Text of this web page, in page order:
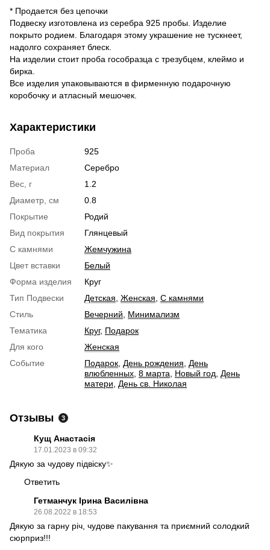
* Продается без цепочки
Подвеску изготовлена из серебра 925 пробы. Изделие
покрыто родием. Благодаря этому украшение не тускнеет,
надолго сохраняет блеск.
На изделии стоит проба гособразца с трезубцем, клеймо и
бирка.
Все изделия упаковываются в фирменную подарочную
коробочку и атласный мешочек.
Характеристики
Проба
925
Материал
Серебро
Вес, г
1.2
Диаметр, см
0.8
Покрытие
Родий
Вид покрытия
Глянцевый
С камнями
Жемчужина
Цвет вставки
Белый
Форма изделия
Круг
Тип Подвески
Детская Женская С камнями
Стиль
Вечерний
Минимализм
Тематика
Круг, Подарок
Для кого
Женская
Событие
Подарок День рождения
День
влюбленных 8 марта Новый год
День
матери
День св. Николая
Отзывы 3
Кущ Анастасія
17.01.2023 в 09:32
Дякую за чудову підвіску✨
Ответить
Гетманчук Ірина Василівна
26.08.2022 в 18:53
Дякую за гарну річ, чудове пакування та приємний солодкий
сюрприз!!!